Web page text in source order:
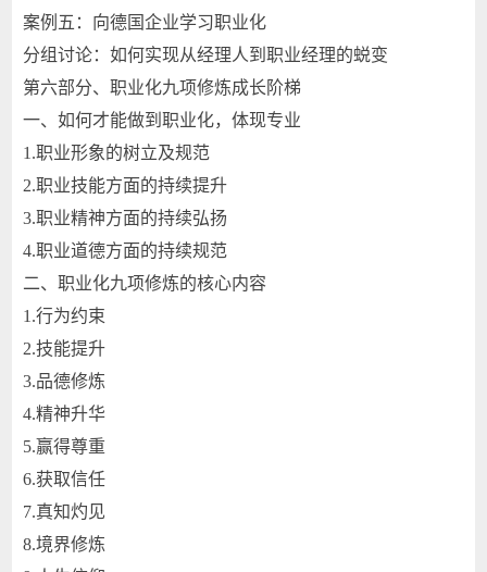
案例五：向德国企业学习职业化
分组讨论：如何实现从经理人到职业经理的蜕变
第六部分、职业化九项修炼成长阶梯
一、如何才能做到职业化，体现专业
1.职业形象的树立及规范
2.职业技能方面的持续提升
3.职业精神方面的持续弘扬
4.职业道德方面的持续规范
二、职业化九项修炼的核心内容
1.行为约束
2.技能提升
3.品德修炼
4.精神升华
5.赢得尊重
6.获取信任
7.真知灼见
8.境界修炼